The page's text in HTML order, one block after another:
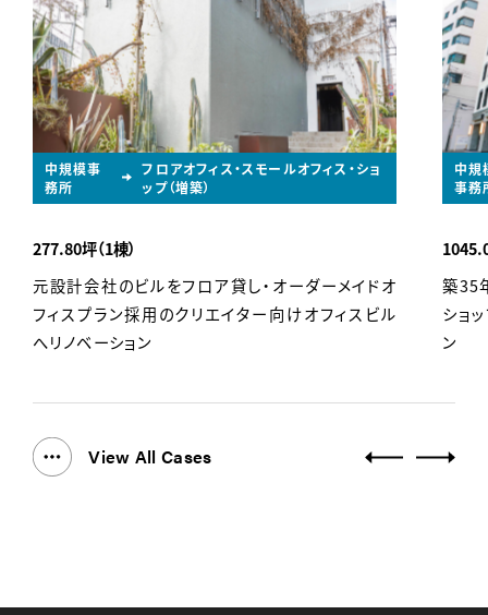
中規模事
務所
フロアオフィス・スモールオフィス・ショ
ップ（増築）
277.80坪（1棟）
元設計会社のビルをフロア貸し・オーダーメイドオ
フィスプラン採用のクリエイター向けオフィスビル
へリノベーション
中規
事務
築35
ショ
ン
View All Cases